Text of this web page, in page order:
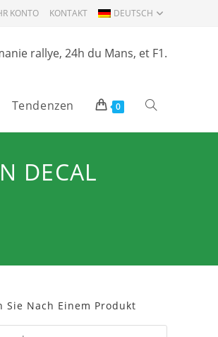
KONTO KONTAKT DEUTSCH
rallye, 24h du Mans, et F1.
Tendenzen 0 Website-
DECAL
Sie Nach Einem Produkt